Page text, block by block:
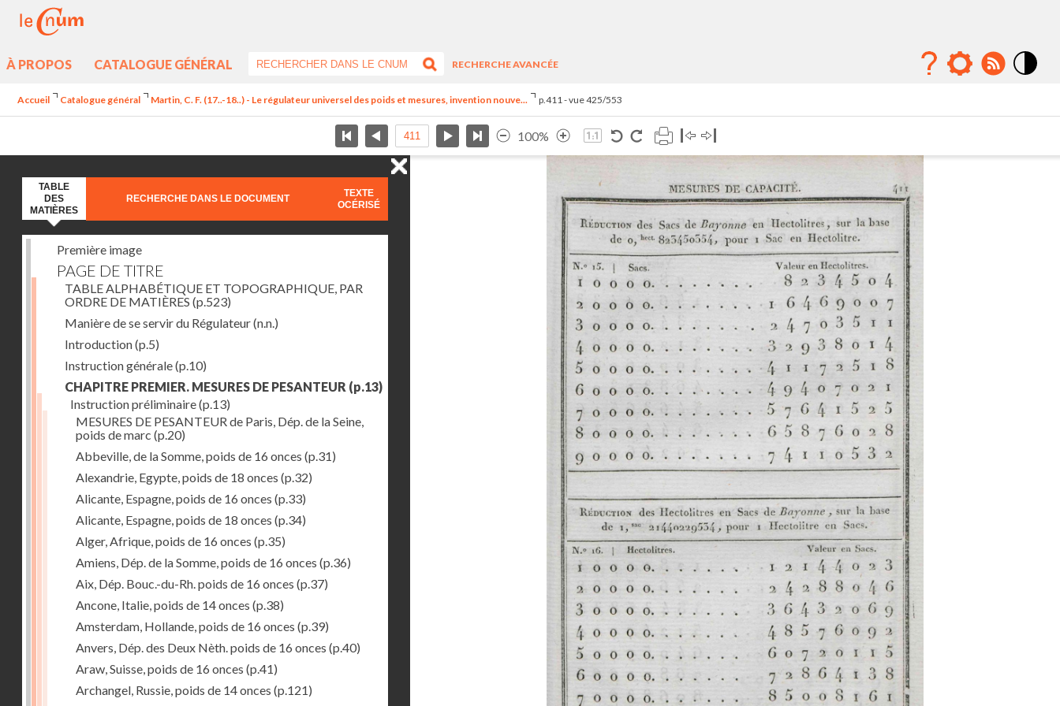
À PROPOS CATALOGUE GÉNÉRAL
RECHERCHE AVANCÉE
Accueil Catalogue général Martin, C. F. (17..-18..) - Le régulateur universel des poids et mesures, invention nouve... p.411 - vue 425/553
100%
TABLE
DES
MATIÈRES
RECHERCHE DANS LE DOCUMENT
TEXTE
OCÉRISÉ
Première image
PAGE DE TITRE
TABLE ALPHABÉTIQUE ET TOPOGRAPHIQUE, PAR
ORDRE DE MATIÈRES (p.523)
Manière de se servir du Régulateur(n.n.)
Introduction(p.5)
Instruction générale(p.10)
CHAPITRE PREMIER. MESURES DE PESANTEUR (p.13)
Instruction préliminaire(p.13)
MESURES DE PESANTEUR de Paris, Dép. de la Seine,
poids de marc (p.20)
Abbeville, de la Somme, poids de 16 onces (p.31)
Alexandrie, Egypte, poids de 18 onces (p.32)
Alicante, Espagne, poids de 16 onces (p.33)
Alicante, Espagne, poids de 18 onces (p.34)
Alger, Afrique, poids de 16 onces (p.35)
Amiens, Dép. de la Somme, poids de 16 onces (p.36)
Aix, Dép. Bouc.-du-Rh. poids de 16 onces (p.37)
Ancone, Italie, poids de 14 onces (p.38)
Amsterdam, Hollande, poids de 16 onces (p.39)
Anvers, Dép. des Deux Nèth. poids de 16 onces (p.40)
Araw, Suisse, poids de 16 onces (p.41)
Archangel, Russie, poids de 14 onces (p.121)